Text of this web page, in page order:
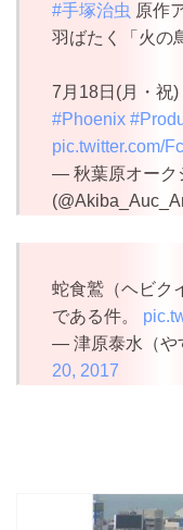
#手塚治虫 原作
羽ばたく「火の
7月18日(月・祝)
#Phoenix
pic.twitter.com/
— 秋葉原オーク
蛇食鷲（ヘビク
である件。
— 津原泰水（や
20, 2017